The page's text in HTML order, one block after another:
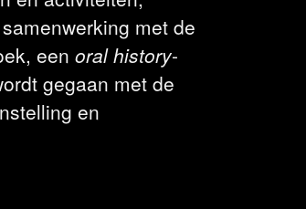
met de
een oral history-
gegaan met de
en